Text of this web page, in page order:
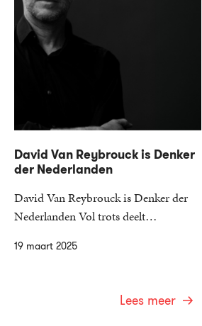
19 maart 2025
David Van Reybrouck is Denker
der Nederlanden
David Van Reybrouck is Denker der
Nederlanden Vol trots deelt…
Lees meer